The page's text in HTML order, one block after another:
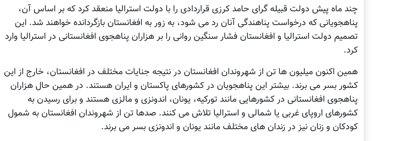
چند ماه پیش دولت قبیله گرای حامد کرزی قراردادی را با دولت استرالیا منعقد کرد که بر اساس آن،
پناهجویانی که درخواست پناهندگی آنان رد می شود، به زور به افغانستان بازگردانده خواهند شد. این
تصمیم دولت استرالیا و افغانستان فشار سنگین روانی را بر هزاران پناهجوی افغانستانی در استرالیا وارد
کرد.
همین اکنون میلیون ها تن از شهروندان افغانستان در نتیجه جنایات مختلف در افغانستان، خارج از این
کشور بسر می برند. بیشتر این پناهجویان در کشورهای پاکستان و ایران هستند. در همین حال هزاران
پناهجوی افغانستانی در کشورهایی مانند تورکیه، یونان، اندونزی و مالزی هستند و برای رسیدن به
کشورهای اروپای غربی یا شمالی و استرالیا تلاش می کنند. صدها تن از شهروندان افغانستان به شمول
کودکان و زنان نیز در زندان های مختلف مانند یونان و اندونزی بسر می برند.